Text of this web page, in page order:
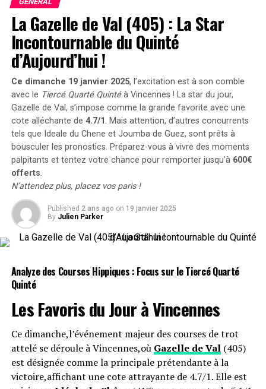
Disqualification et Révélations
Jasmine de Vau était initialement en troisième position
mais a été disqualifiée pour irrégularités dans ses allures
après une enquête approfondie. Cette décision a permis
à jewelcandle Fac d’accéder au podium tant convoité.
Performances Remarquables
Granvillaise Bleue, entraînée par Pierre Levesque et déjà
bien connue pour ses performances passées
remarquables, s’est classée fièrement à la quatrième
place. C’est sa troisième fois consécutive qu’elle termine
parmi les cinq premiers après avoir brillé en 2022 et
2023. Gazelle de Val a également réalisé une belle
remontée finale pour compléter le quinté gagnant.
pas à consulter notre site !
Offres Spéciales sur les Paris Hippiques
Profitez jusqu’à 600€ offerts pour vos paris sur les
courses hippiques!
La Gazelle de Val (405) : La Star
Incontournable du Quinté
d’Aujourd’hui !
Ce dimanche 19 janvier 2025, l’excitation est à son comble
avec le Tiercé Quarté Quintéà Vincennes ! La star du jour,
Gazelle de Val, s’impose comme la grande favorite avec une
cote alléchante de 4.7/1 . Mais attention, d’autres concurrents
tels que Ideale du Chene et Joumba de Guez, sont prêts à
bousculer les pronostics. Préparez-vous à vivre des moments
palpitants et tentez votre chance pour remporter jusqu’à 600€
offerts.
N’attendez plus, placez vos paris !
Published 2 ans ago on 19 janvier 2025
By Julien Parker
Analyze des Courses Hippiques : Focus sur le Tiercé Quarté
Quinté
Les Favoris du Jour àVincennes
Ce dimanche,l’événement majeur des courses de trot
attelé se déroule à Vincennes,où Gazelle de Val(405)
est désignée comme la principale prétendante à la
victoire,affichant une cote attrayante de 4.7/1. Elle est